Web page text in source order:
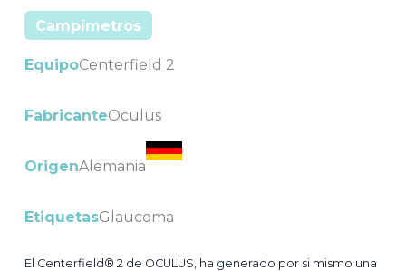
Campímetros
EquipoCenterfield 2
FabricanteOculus
OrigenAlemania
EtiquetasGlaucoma
El Centerfield® 2 de OCULUS, ha generado por si mismo una